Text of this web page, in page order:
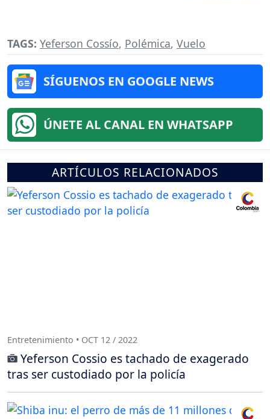
TAGS: Yeferson Cossío, Polémica, Vuelo
SÍGUENOS EN GOOGLE NEWS
ÚNETE AL CANAL EN WHATSAPP
ARTÍCULOS RELACIONADOS
Entretenimiento • OCT 12 / 2022
Yeferson Cossio es tachado de exagerado
tras ser custodiado por la policía